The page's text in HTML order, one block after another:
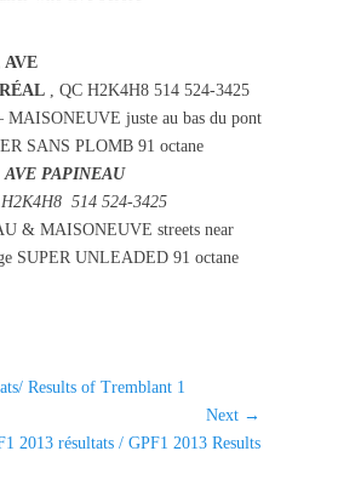
AVE
, QC H2K4H8 514 524-3425
juste au bas du pont
SANS PLOMB 91 octane
AVE PAPINEAU
H2K4H8 514 524-3425
& MAISONEUVE streets near
SUPER UNLEADED 91 octane
Results of Tremblant 1
Next →
2013 résultats / GPF1 2013 Results